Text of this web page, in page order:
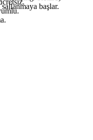
başlar.